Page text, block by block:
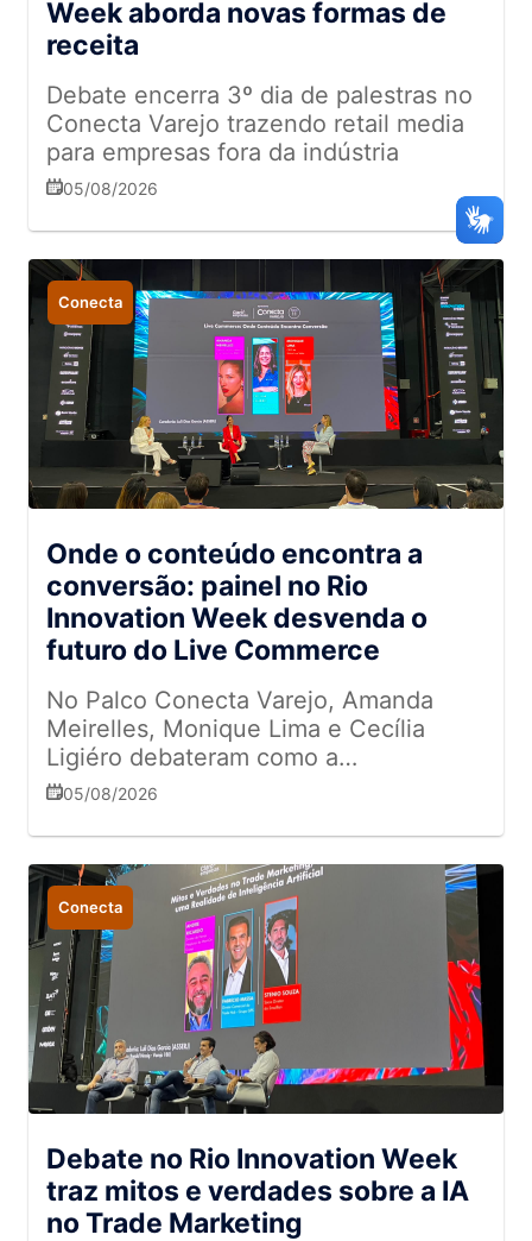
Week aborda novas formas de
receita
Debate encerra 3º dia de palestras no
Conecta Varejo trazendo retail media
para empresas fora da indústria
05/08/2026
Conecta
Onde o conteúdo encontra a
conversão: painel no Rio
Innovation Week desvenda o
futuro do Live Commerce
No Palco Conecta Varejo, Amanda
Meirelles, Monique Lima e Cecília
Ligiéro debateram como a
interatividade, a autenticidade e a
ambiente digital estão redefinindo a
jornada de compra
05/08/2026
Conecta
Debate no Rio Innovation Week
traz mitos e verdades sobre a IA
no Trade Marketing